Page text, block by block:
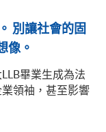
別讓社會的固
像。
畢業生成為法
領袖，甚至影響